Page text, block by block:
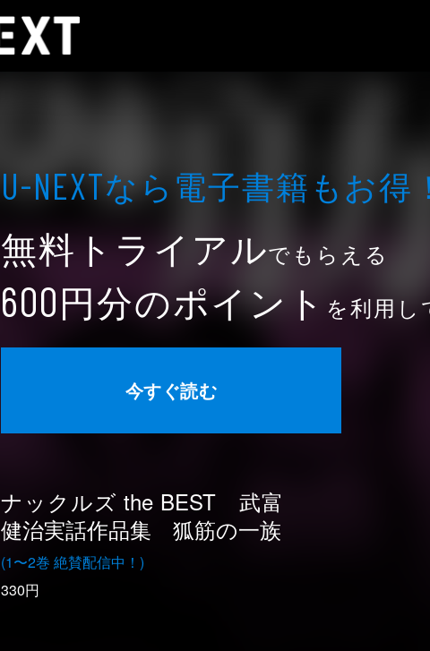
U-NEXTなら電⼦書籍もお得！
無料トライアルでもらえる
600円分のポイント を利用し
今すぐ読む
ナックルズ the BEST 武富
健治実話作品集 狐筋の一族
(1〜2巻 絶賛配信中！)
330円